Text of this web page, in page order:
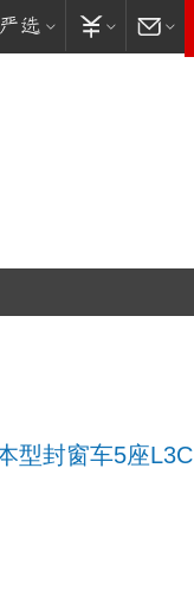
型封窗车5座L3C